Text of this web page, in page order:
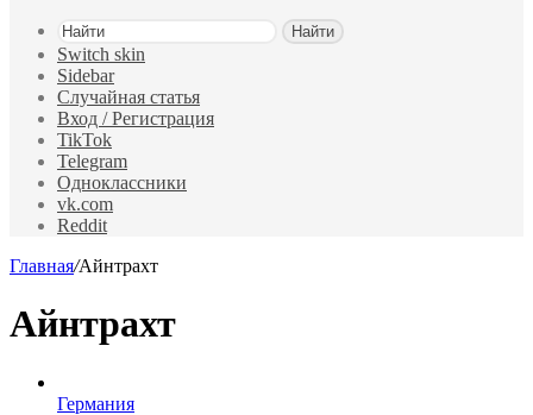
Найти
Switch skin
Sidebar
Случайная статья
Вход / Регистрация
TikTok
Telegram
Одноклассники
vk.com
Reddit
Главная/Айнтрахт
Айнтрахт
Германия